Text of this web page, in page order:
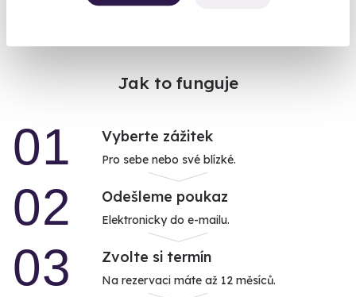
Jak to funguje
01 Vyberte zážitek
Pro sebe nebo své blízké.
02 Odešleme poukaz
Elektronicky do e-mailu.
03 Zvolte si termín
Na rezervaci máte až 12 měsíců.